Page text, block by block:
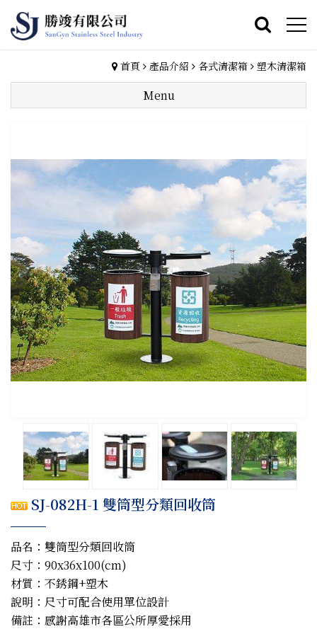
首頁 產品介紹 各式清潔箱 塑木清潔箱
Menu
SJ-082H-1 雙筒型分類回收筒
品名：雙筒型分類回收筒
尺寸：90x36x100(cm)
材質：不銹鋼+塑木
說明：尺寸可配合使用單位設計
備註：感謝高雄市各區公所厚愛採用